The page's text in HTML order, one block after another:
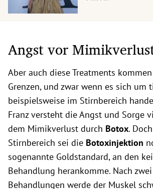
Angst vor
Aber auch diese Treatments
Grenzen, und zwar wenn es sich um
beispielsweise im Stirnbereich
Franz versteht die Angst und Sorge
dem Mimikverlust durch Botox.
Stirnbereich sei die Botoxinjektion
sogenannte Goldstandard, an den
Behandlung herankomme. Nach
Behandlungen werde der Muskel